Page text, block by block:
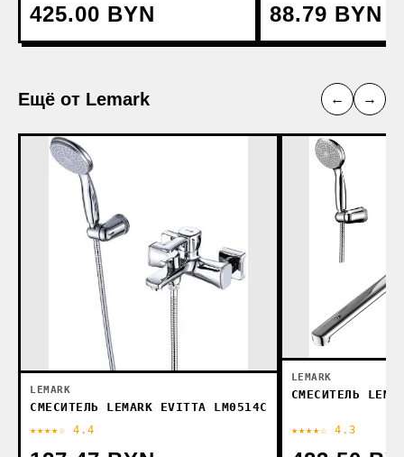
425.00 BYN 88.79 BYN
Ещё от Lemark ← →
LEMARK
СМЕСИТЕЛЬ LEMARK EVITTA LM0514C
★★★★☆ 4.4
LEMARK
СМЕСИТЕЛЬ
★★★★☆ 4.3